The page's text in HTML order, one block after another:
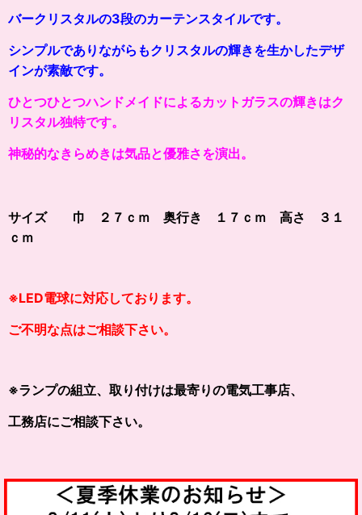
バークリスタルの3段のカーテンスタイルです。
シンプルでありながらもクリスタルの輝きを生かしたデザ
インが素敵です。
ひとつひとつハンドメイドによるカットガラスの輝きはク
リスタル独特です。
神秘的なきらめきは気品と優雅さを演出。
サイズ 巾 ２７ｃｍ 奥行き １７ｃｍ 高さ ３１
ｃｍ
※LED電球に対応しております。
ご不明な点はご相談下さい。
※ランプの組立、取り付けは最寄りの電気工事店、
工務店にご相談下さい。